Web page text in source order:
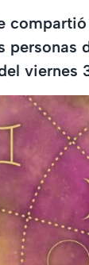
personas
viernes